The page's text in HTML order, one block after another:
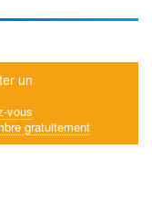
un
vous
gratuitement